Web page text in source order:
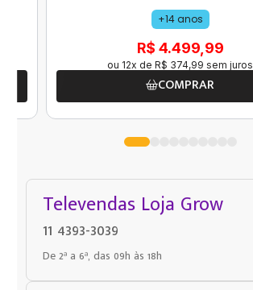
+14 anos
R$ 4.499,99
ou 12x deR$ 374,99 sem juros
COMPRAR
Televendas Loja Grow
11 4393-3039
De 2ª a 6ª, das 09h às 18h